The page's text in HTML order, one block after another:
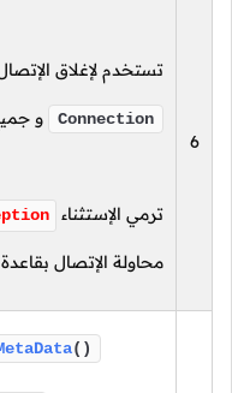
6
تستخدم لإغلاق
Connection و
ترمي الإستثناء
محاولة الإتصال بقاعدة
()